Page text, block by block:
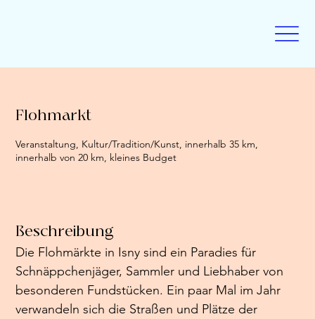
Flohmarkt
Veranstaltung, Kultur/Tradition/Kunst, innerhalb 35 km,
innerhalb von 20 km, kleines Budget
Beschreibung
Die Flohmärkte in Isny sind ein Paradies für
Schnäppchenjäger, Sammler und Liebhaber von
besonderen Fundstücken. Ein paar Mal im Jahr
verwandeln sich die Straßen und Plätze der